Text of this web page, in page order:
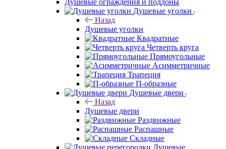
Душевые ограждения и поддоны
Душевые уголки
Назад
Душевые уголки
Квадратные
Четверть круга
Прямоугольные
Асимметричные
Трапеция
П-образные
Душевые двери
Назад
Душевые двери
Раздвижные
Распашные
Складные
Душевые